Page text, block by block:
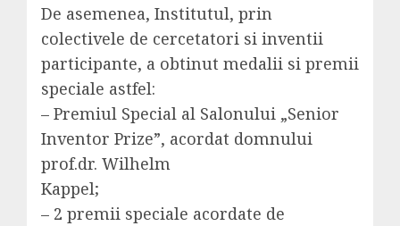
De asemenea, Institutul, prin
colectivele de cercetatori si inventii
participante, a obtinut medalii si premii
speciale astfel:
– Premiul Special al Salonului „Senior
Inventor Prize”, acordat domnului
prof.dr. Wilhelm
Kappel;
– 2 premii speciale acordate de